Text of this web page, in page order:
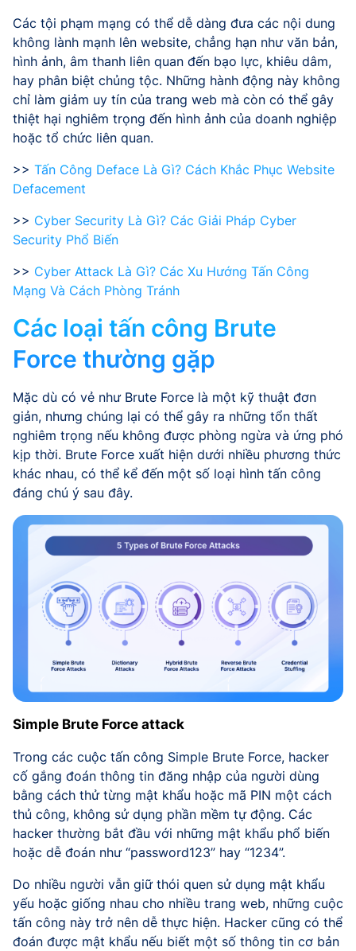
Các tội phạm mạng có thể dễ dàng đưa các nội dung
không lành mạnh lên website, chẳng hạn như văn bản,
hình ảnh, âm thanh liên quan đến bạo lực, khiêu dâm,
hay phân biệt chủng tộc. Những hành động này không
chỉ làm giảm uy tín của trang web mà còn có thể gây
thiệt hại nghiêm trọng đến hình ảnh của doanh nghiệp
hoặc tổ chức liên quan.
>> Tấn Công Deface Là Gì? Cách Khắc Phục Website
Defacement
>> Cyber Security Là Gì? Các Giải Pháp Cyber
Security Phổ Biến
>> Cyber Attack Là Gì? Các Xu Hướng Tấn Công
Mạng Và Cách Phòng Tránh
Các loại tấn công Brute
Force thường gặp
Mặc dù có vẻ như Brute Force là một kỹ thuật đơn
giản, nhưng chúng lại có thể gây ra những tổn thất
nghiêm trọng nếu không được phòng ngừa và ứng phó
kịp thời. Brute Force xuất hiện dưới nhiều phương thức
khác nhau, có thể kể đến một số loại hình tấn công
đáng chú ý sau đây.
Simple Brute Force attack
Trong các cuộc tấn công Simple Brute Force, hacker
cố gắng đoán thông tin đăng nhập của người dùng
bằng cách thử từng mật khẩu hoặc mã PIN một cách
thủ công, không sử dụng phần mềm tự động. Các
hacker thường bắt đầu với những mật khẩu phổ biến
hoặc dễ đoán như “password123” hay “1234”.
Do nhiều người vẫn giữ thói quen sử dụng mật khẩu
yếu hoặc giống nhau cho nhiều trang web, những cuộc
tấn công này trở nên dễ thực hiện. Hacker cũng có thể
đoán được mật khẩu nếu biết một số thông tin cơ bản